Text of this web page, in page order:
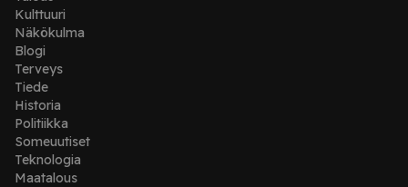
Kulttuuri
Näkökulma
Blogi
Terveys
Tiede
Historia
Politiikka
Someuutiset
Teknologia
Maatalous